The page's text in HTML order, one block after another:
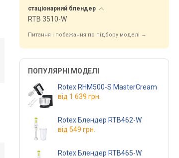
стаціонарний блендер
RTB 3510-W
Питання і побажання по підбору моделі →
ПОПУЛЯРНІ МОДЕЛІ
Rotex RHM500-S MasterCream
від 1 639 грн.
Rotex Блендер RTB462-W
від 549 грн.
Rotex Блендер RTB465-W